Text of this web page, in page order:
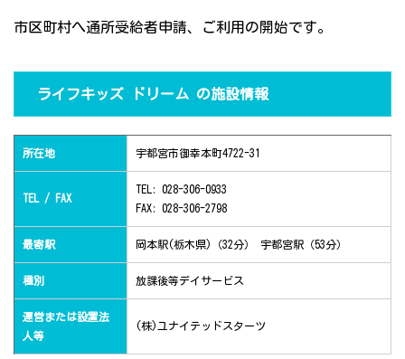
市区町村へ通所受給者申請、ご利用の開始です。
ライフキッズ ドリーム の施設情報
所在地 宇都宮市御幸本町4722-31
TEL / FAX
TEL: 028-306-0933
FAX: 028-306-2798
最寄駅 岡本駅(栃木県)（32分） 宇都宮駅（53分）
種別 放課後等デイサービス
運営または設置法
人等
(株)ユナイテッドスターツ